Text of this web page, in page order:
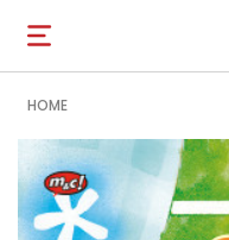
Open
navigation
HOME